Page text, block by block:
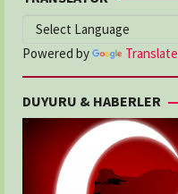
Powered by Translate
DUYURU & HABERLER